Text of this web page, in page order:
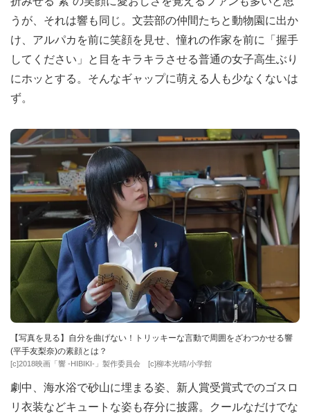
うが、それは響も同じ。文芸部の仲間たちと動物園に出か
け、アルパカを前に笑顔を見せ、憧れの作家を前に「握手
してください」と目をキラキラさせる普通の女子高生ぶり
にホッとする。そんなギャップに萌える人も少なくないは
ず。
【写真を見る】自分を曲げない！トリッキーな言動で周囲をざわつかせる響
(平手友梨奈)の素顔とは？
[c]2018映画「響 -HIBIKI-」製作委員会 [c]柳本光晴/小学館
劇中、海水浴で砂山に埋まる姿、新人賞受賞式でのゴスロ
リ衣装などキュートな姿も存分に披露。クールなだけでな